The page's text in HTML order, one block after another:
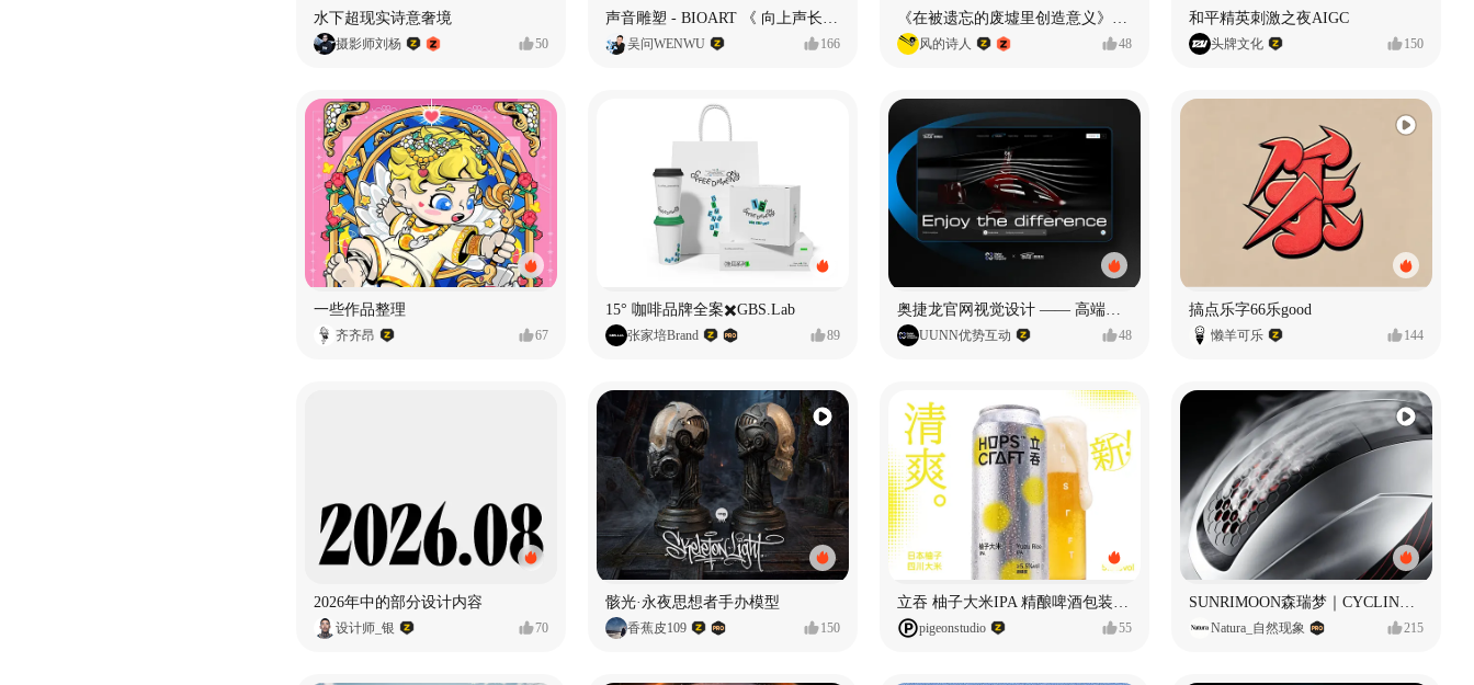
水下超现实诗意奢境
摄影师刘杨 50 吴问WENWU 166 风的诗人 48
和平精英刺激之夜AIGC
头牌文化 150
一些作品整理
齐齐昂 67
15° 咖啡品牌全案✖️GBS.Lab
张家培Brand 89
奥捷龙官网视觉设计 —— 高端网站建设
UUNN优势互动 48
搞点乐字66乐good
懒羊可乐 144
2026年中的部分设计内容
设计师_银 70
骸光·永夜思想者手办模型
香蕉皮109 150 pigeonstudio 55 Natura_自然现象 215